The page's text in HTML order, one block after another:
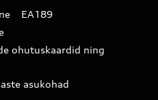
EA189
ohutuskaardid ning
asukohad